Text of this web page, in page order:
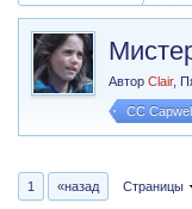
АвторClair,
CC
1 «назад Страницы